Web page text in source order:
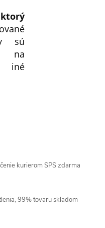
sú
na
iné
kurierom SPS zdarma
99% tovaru skladom